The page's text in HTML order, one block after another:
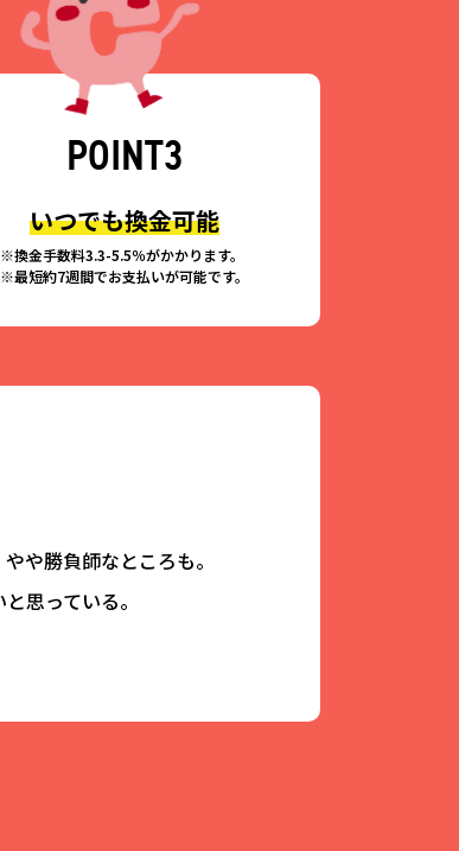
POINT3
いつでも換金可能
※換金手数料3.3-5.5％がかかります。
※最短約7週間でお支払いが可能です。
や勝負師なところも。
思っている。